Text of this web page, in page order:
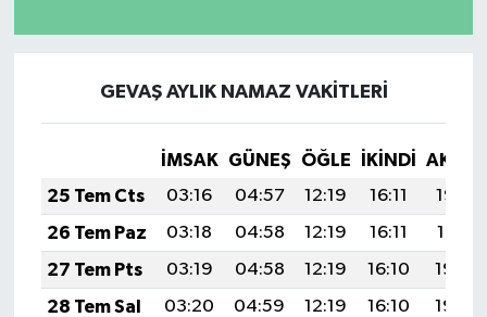
GEVAŞ AYLIK NAMAZ VAKITLERI
İMSAK GÜNEŞ ÖĞLE İKINDI
25 Tem Cts
03:16 04:57 12:19 16:11
19:32
26 Tem Paz
03:18 04:58 12:19 16:11
19:31
27 Tem Pts
03:19 04:58 12:19 16:10
19:30
28 Tem Sal
03:20 04:59 12:19 16:10
19:29